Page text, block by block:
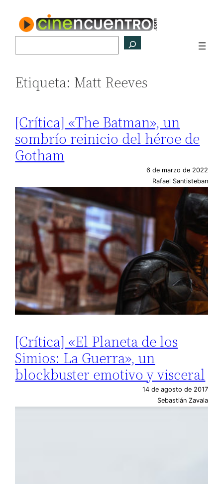
contenido
Etiqueta: Matt Reeves
[Crítica] «The Batman», un
sombrío reinicio del héroe de
Gotham
6 de marzo de 2022
Rafael Santisteban
[Crítica] «El Planeta de los
Simios: La Guerra», un
blockbuster emotivo y visceral
14 de agosto de 2017
Sebastián Zavala